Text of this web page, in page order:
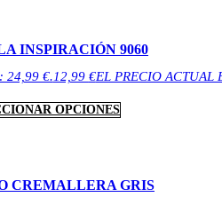
INSPIRACIÓN 9060
24,99 €.12,99 €EL PRECIO ACTUAL
OPCIONES
CREMALLERA GRIS